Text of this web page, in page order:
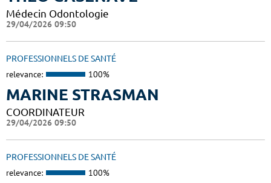
Médecin Odontologie
29/04/2026 09:50
PROFESSIONNELS DE SANTÉ
relevance: 100%
MARINE STRASMAN
COORDINATEUR
29/04/2026 09:50
PROFESSIONNELS DE SANTÉ
relevance: 100%